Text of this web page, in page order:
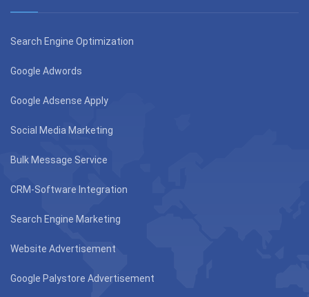
Search Engine Optimization
Google Adwords
Google Adsense Apply
Social Media Marketing
Bulk Message Service
CRM-Software Integration
Search Engine Marketing
Website Advertisement
Google Palystore Advertisement